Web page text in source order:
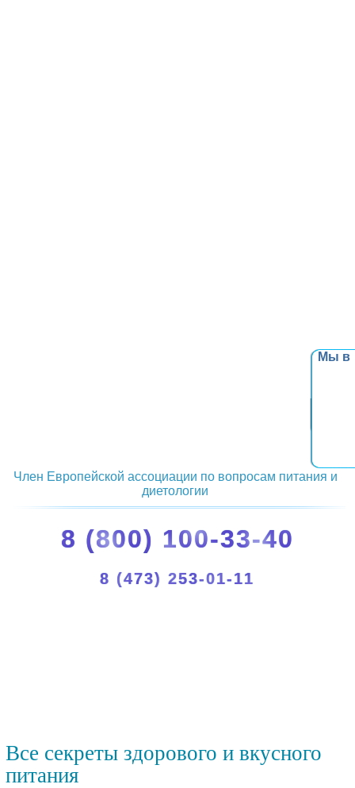
Мы в
Член Европейской ассоциации по вопросам питания и
диетологии
8 (800) 100-33-40
8 (473) 253-01-11
Все секреты здорового и вкусного
питания